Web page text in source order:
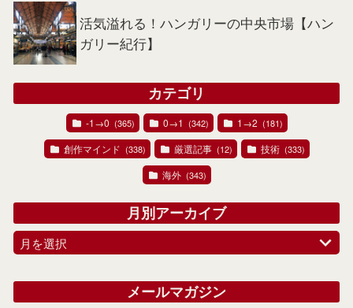
活気溢れる！ハンガリーの中央市場【ハン
ガリー紀行】
カテゴリ
-1→0 (365) 0→1 (342) 1→2 (181)
創作マインド (338) 厳選記事 (12) 技術 (333)
海外 (343)
月別アーカイブ
月を選択
メールマガジン